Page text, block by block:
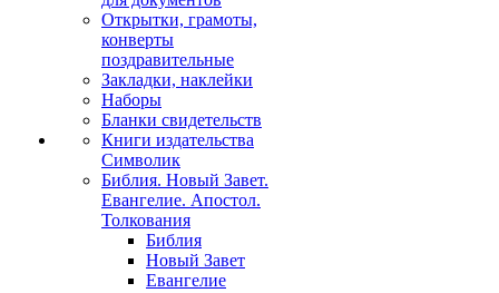
Открытки, грамоты,
конверты
поздравительные
Закладки, наклейки
Наборы
Бланки свидетельств
Книги издательства
Символик
Библия. Новый Завет.
Евангелие. Апостол.
Толкования
Библия
Новый Завет
Евангелие